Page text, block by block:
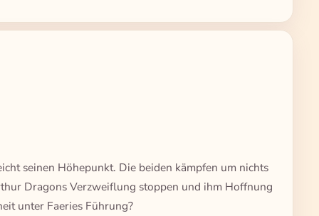
seinen Höhepunkt. Die beiden kämpfen um nichts
Dragons Verzweiflung stoppen und ihm Hoffnung
unter Faeries Führung?